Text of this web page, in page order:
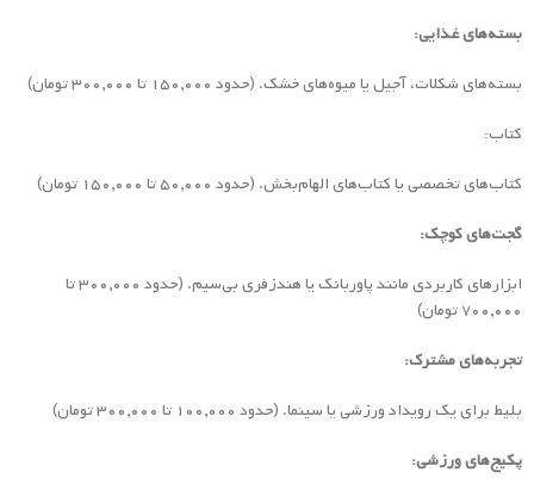
بسته‌های غذایی:
بسته‌های شکلات، آجیل یا میوه‌های خشک. (حدود ۱۵۰,۰۰۰ تا ۳۰۰,۰۰۰ تومان)
کتاب:
کتاب‌های تخصصی یا کتاب‌های الهام‌بخش. (حدود ۵۰,۰۰۰ تا ۱۵۰,۰۰۰ تومان)
گجت‌های کوچک:
ابزارهای کاربردی مانند پاوربانک یا هندزفری بی‌سیم. (حدود ۳۰۰,۰۰۰ تا
۷۰۰,۰۰۰ تومان)
تجربه‌های مشترک:
بلیط برای یک رویداد ورزشی یا سینما. (حدود ۱۰۰,۰۰۰ تا ۳۰۰,۰۰۰ تومان)
پکیج‌های ورزشی: